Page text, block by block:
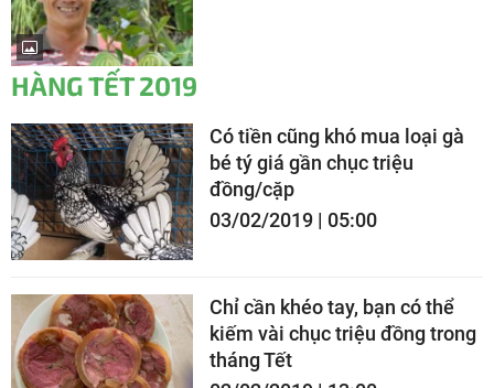
HÀNG TẾT 2019
Có tiền cũng khó mua loại gà
bé tý giá gần chục triệu
đồng/cặp
03/02/2019 | 05:00
Chỉ cần khéo tay, bạn có thể
kiếm vài chục triệu đồng trong
tháng Tết